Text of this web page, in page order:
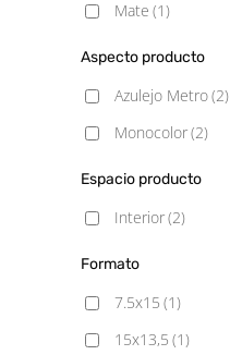
Mate (1)
Aspecto producto
Azulejo Metro(2)
Monocolor(2)
Espacio producto
Interior(2)
Formato
7.5x15 (1)
15x13,5 (1)